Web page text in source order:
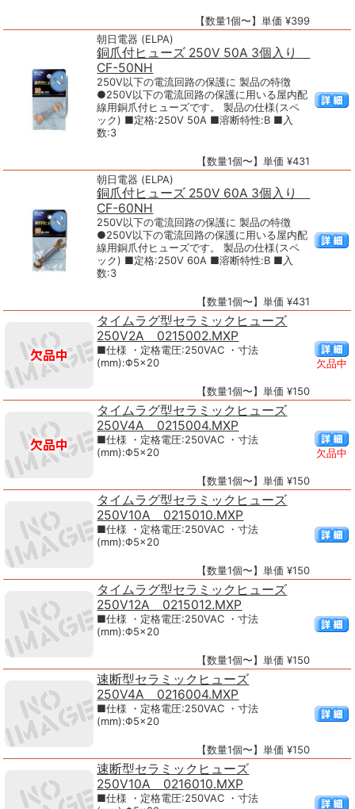
【数量1個〜】単価 ¥399
朝日電器 (ELPA)
銅爪付ヒューズ 250V 50A 3個入り
CF-50NH
250V以下の電流回路の保護に 製品の特徴
●250V以下の電流回路の保護に用いる屋内配
線用銅爪付ヒューズです。 製品の仕様(スペ
ック) ■定格:250V 50A ■溶断特性:B ■入
数:3
【数量1個〜】単価 ¥431
朝日電器 (ELPA)
銅爪付ヒューズ 250V 60A 3個入り
CF-60NH
250V以下の電流回路の保護に 製品の特徴
●250V以下の電流回路の保護に用いる屋内配
線用銅爪付ヒューズです。 製品の仕様(スペ
ック) ■定格:250V 60A ■溶断特性:B ■入
数:3
【数量1個〜】単価 ¥431
タイムラグ型セラミックヒューズ
250V2A 0215002.MXP
■仕様 ・定格電圧:250VAC ・寸法
(mm):Φ5×20
【数量1個〜】単価 ¥150
欠品中
タイムラグ型セラミックヒューズ
250V4A 0215004.MXP
■仕様 ・定格電圧:250VAC ・寸法
(mm):Φ5×20
【数量1個〜】単価 ¥150
欠品中
タイムラグ型セラミックヒューズ
250V10A 0215010.MXP
■仕様 ・定格電圧:250VAC ・寸法
(mm):Φ5×20
【数量1個〜】単価 ¥150
タイムラグ型セラミックヒューズ
250V12A 0215012.MXP
■仕様 ・定格電圧:250VAC ・寸法
(mm):Φ5×20
【数量1個〜】単価 ¥150
速断型セラミックヒューズ
250V4A 0216004.MXP
■仕様 ・定格電圧:250VAC ・寸法
(mm):Φ5×20
【数量1個〜】単価 ¥150
速断型セラミックヒューズ
250V10A 0216010.MXP
■仕様 ・定格電圧:250VAC ・寸法